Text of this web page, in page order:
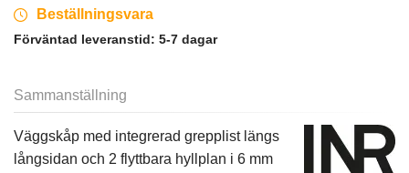
Beställningsvara
Förväntad leveranstid: 5-7 dagar
Sammanställning
Väggskåp med integrerad grepplist längs
långsidan och 2 flyttbara hyllplan i 6 mm